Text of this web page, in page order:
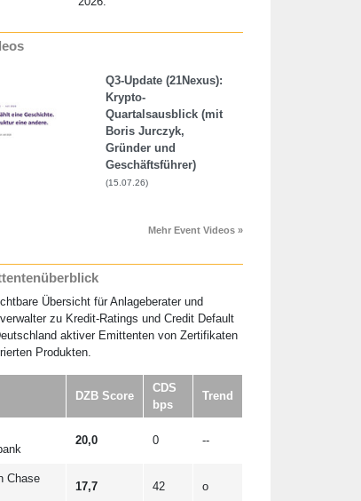
Q3-Update (21Nexus):
Krypto-
Quartalsausblick (mit
Boris Jurczyk,
Gründer und
Geschäftsführer)
(15.07.26)
Mehr Event Videos »
Übersicht für Anlageberater und
zu Kredit-Ratings und Credit Default
aktiver Emittenten von Zertifikaten
Produkten.
DZB Score
CDS
bps
Trend
20,0 0 --
Chase
17,7 42 o